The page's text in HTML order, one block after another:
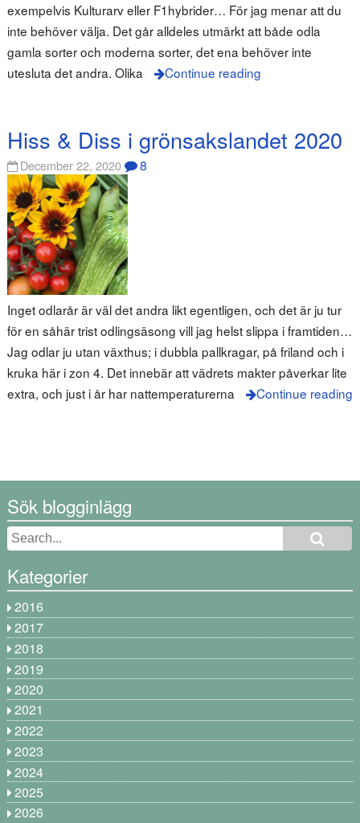
exempelvis Kulturarv eller F1hybrider… För jag menar att du
inte behöver välja. Det går alldeles utmärkt att både odla
gamla sorter och moderna sorter, det ena behöver inte
utesluta det andra. Olika
Continue reading
Hiss & Diss i grönsakslandet 2020
December 22, 2020 8
Inget odlarår är väl det andra likt egentligen, och det är ju tur
för en såhär trist odlingsäsong vill jag helst slippa i framtiden…
Jag odlar ju utan växthus; i dubbla pallkragar, på friland och i
kruka här i zon 4. Det innebär att vädrets makter påverkar lite
extra, och just i år har nattemperaturerna
Continue reading
Sök blogginlägg
Kategorier
2016
2017
2018
2019
2020
2021
2022
2023
2024
2025
2026